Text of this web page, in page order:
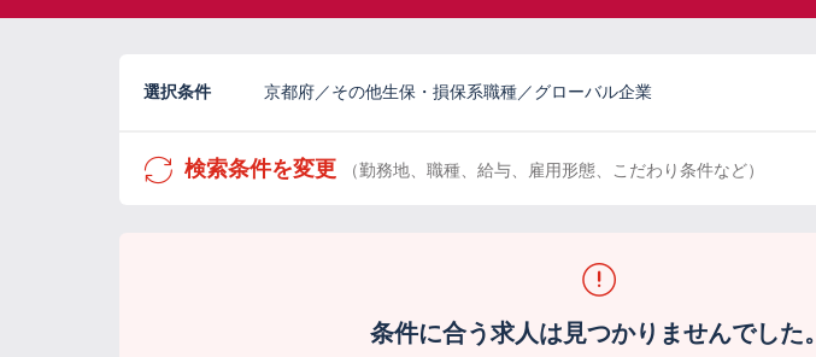
選択条件 京都府／その他生保・損保系職種／グローバル企業
検索条件を変更 （勤務地、職種、給与、雇用形態、こだわり条件など）
条件に合う求人は見つかりませんでした。